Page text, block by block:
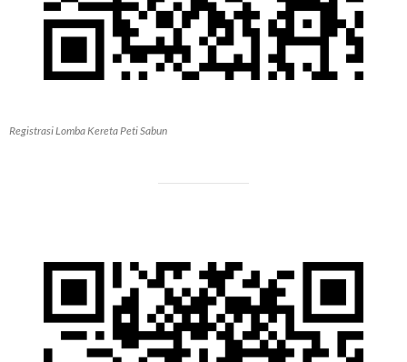
Registrasi Lomba Kereta Peti Sabun